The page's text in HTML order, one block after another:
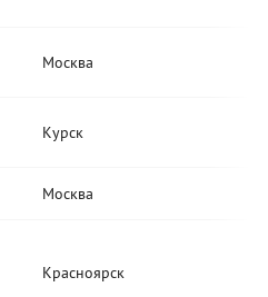
Москва
Курск
Москва
Красноярск